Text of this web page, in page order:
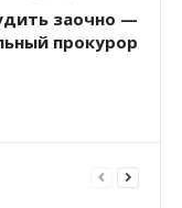
заочно —
прокурор